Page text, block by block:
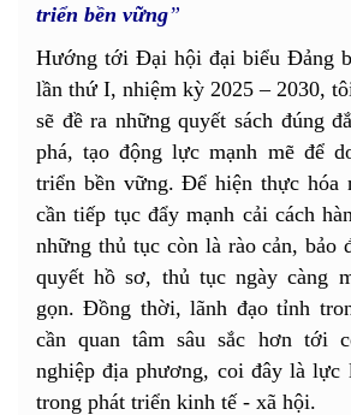
triển bền vững”
Hướng tới Đại hội đại biểu Đảng
lần thứ I, nhiệm kỳ 2025 – 2030,
sẽ đề ra những quyết sách đúng
phá, tạo động lực mạnh mẽ để
triển bền vững. Để hiện thực hóa
cần tiếp tục đẩy mạnh cải cách
những thủ tục còn là rào cản, bảo
quyết hồ sơ, thủ tục ngày càng
gọn. Đồng thời, lãnh đạo tỉnh
cần quan tâm sâu sắc hơn tới
nghiệp địa phương, coi đây là lực
trong phát triển kinh tế - xã hội.